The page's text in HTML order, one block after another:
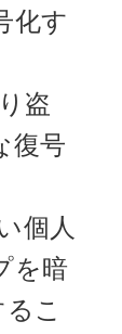
化す
盗
復号
個人
を暗
こ